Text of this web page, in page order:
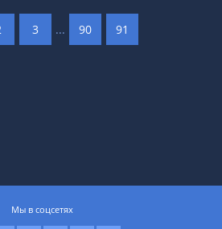
3 ... 90 91
Мы в соцсетях